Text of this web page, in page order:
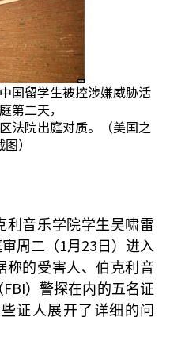
国留学生被控涉嫌威胁活
第二天，
法院出庭对质。（美国之
）
利音乐学院学生吴啸雷
周二（ 1月 23 日）进入
称的受害人、伯克利音
FBI）警探在内的五名证
证人展开了详细的问